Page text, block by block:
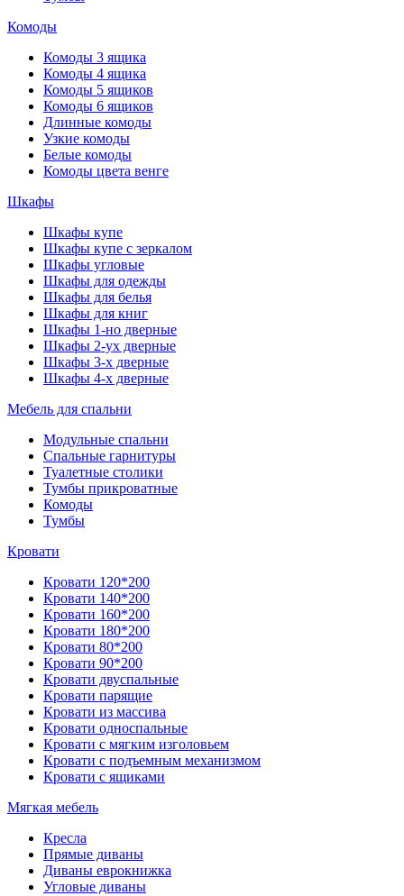
Комоды
Комоды 3 ящика
Комоды 4 ящика
Комоды 5 ящиков
Комоды 6 ящиков
Длинные комоды
Узкие комоды
Белые комоды
Комоды цвета венге
Шкафы
Шкафы купе
Шкафы купе с зеркалом
Шкафы угловые
Шкафы для одежды
Шкафы для белья
Шкафы для книг
Шкафы 1-но дверные
Шкафы 2-ух дверные
Шкафы 3-х дверные
Шкафы 4-х дверные
Мебель для спальни
Модульные спальни
Спальные гарнитуры
Туалетные столики
Тумбы прикроватные
Комоды
Тумбы
Кровати
Кровати 120*200
Кровати 140*200
Кровати 160*200
Кровати 180*200
Кровати 80*200
Кровати 90*200
Кровати двуспальные
Кровати парящие
Кровати из массива
Кровати односпальные
Кровати с мягким изголовьем
Кровати с подъемным механизмом
Кровати с ящиками
Мягкая мебель
Кресла
Прямые диваны
Диваны еврокнижка
Угловые диваны